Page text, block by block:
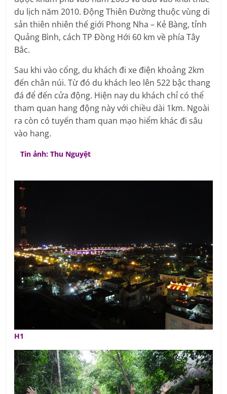
du lịch năm 2010. Động Thiên Đường thuộc vùng di
sản thiên nhiên thế giới Phong Nha – Kẻ Bàng, tỉnh
Quảng Bình, cách TP Đồng Hới 60 km về phía Tây
Bắc.
Sau khi vào cổng, du khách đi xe điện khoảng 2km
đến chân núi. Từ đó du khách leo lên 522 bậc thang
đá để đến cửa động. Hiện nay du khách chỉ có thể
tham quan hang động này với chiều dài 1km. Ngoài
ra còn có tuyến tham quan mạo hiểm khác đi sâu
vào hang.
Tin ảnh: Thu Nguyệt
H1